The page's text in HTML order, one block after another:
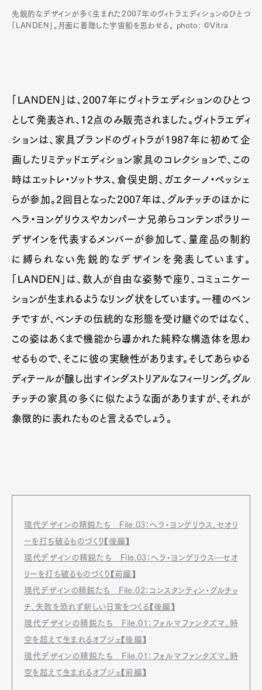
Pen Membership
Magazine
Official Columnist
About
Pen Meet
Pen international Pen tw
先鋭的なデザインが多く生まれた2007年のヴィトラエディションのひとつ
「LANDEN」。月面に着陸した宇宙船を思わせる。 photo: ©Vitra
「LANDEN」は、2007年にヴィトラエディションのひとつ
として発表され、12点のみ販売されました。ヴィトラエディ
ションは、家具ブランドのヴィトラが1987年に初めて企
画したリミテッドエディション家具のコレクションで、この
時はエットレ・ソットサス、倉俣史朗、ガエターノ・ペッシェ
らが参加。2回目となった2007年は、グルチッチのほかに
ヘラ・ヨンゲリウスやカンパーナ兄弟らコンテンポラリー
デザインを代表するメンバーが参加して、量産品の制約
に縛られない先鋭的なデザインを発表しています。
「LANDEN」は、数人が自由な姿勢で座り、コミュニケー
ションが生まれるようなリング状をしています。一種のベン
チですが、ベンチの伝統的な形態を受け継ぐのではなく、
この姿はあくまで機能から導かれた純粋な構造体を思わ
せるもので、そこに彼の実験性があります。そしてあらゆる
ディテールが醸し出すインダストリアルなフィーリング。グル
チッチの家具の多くに似たような面がありますが、それが
象徴的に表れたものと言えるでしょう。
現代デザインの精鋭たち File.03：ヘラ・ヨンゲリウス、セオリ
ーを打ち破るものづくり【後編】
現代デザインの精鋭たち File.03：ヘラ・ヨンゲリウス―セオ
リーを打ち破るものづくり【前編】
現代デザインの精鋭たち File.02：コンスタンティン・グルチッ
チ、失敗を恐れず新しい日常をつくる【後編】
現代デザインの精鋭たち File.01：フォルマファンタズマ、時
空を超えて生まれるオブジェ【後編】
現代デザインの精鋭たち File.01：フォルマファンタズマ、時
空を超えて生まれるオブジェ【前編】